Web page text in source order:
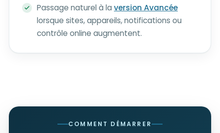
Passage naturel à la version Avancée
lorsque sites, appareils, notifications ou
contrôle online augmentent.
COMMENT DÉMARRER